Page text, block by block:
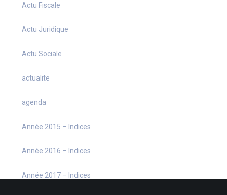
Actu Fiscale
Actu Juridique
Actu Sociale
actualite
agenda
Année 2015 – Indices
Année 2016 – Indices
Année 2017 – Indices